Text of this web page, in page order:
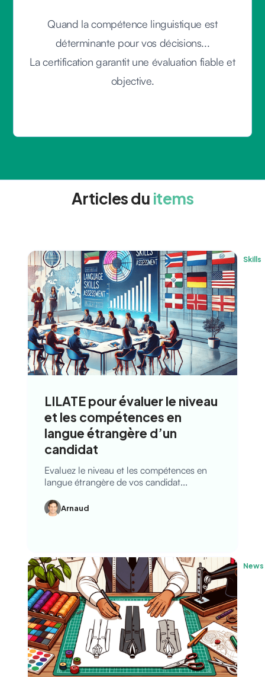
Quand la compétence linguistique est
déterminante pour vos décisions...
La certification garantit une évaluation fiable et
objective.
Articles du items
Skills
LILATE pour évaluer le niveau
et les compétences en
langue étrangère d’un
candidat
Evaluez le niveau et les compétences en
langue étrangère de vos candidat...
Arnaud
News